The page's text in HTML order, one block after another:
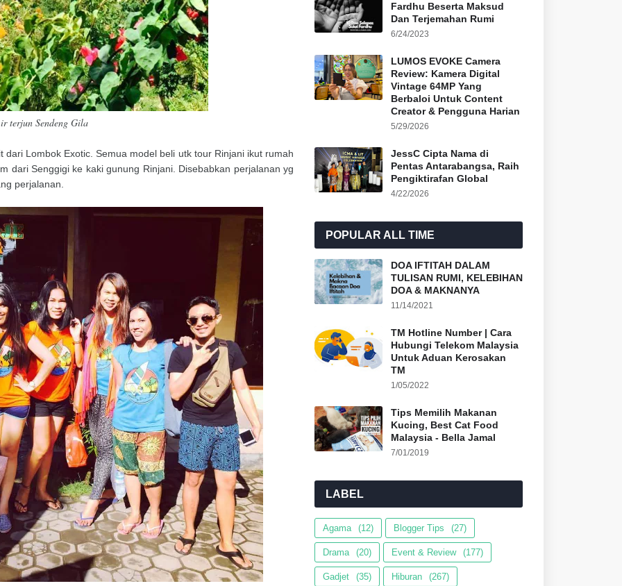
terjun Sendeng Gila
Lombok Exotic. Semua model beli utk tour Rinjani ikut rumah
dari Senggigi ke kaki gunung Rinjani. Disebabkan perjalanan yg
perjalanan.
Fardhu Beserta Maksud
Dan Terjemahan Rumi
6/24/2023
LUMOS EVOKE Camera
Review: Kamera Digital
Vintage 64MP Yang
Berbaloi Untuk Content
Creator & Pengguna Harian
5/29/2026
JessC Cipta Nama di
Pentas Antarabangsa, Raih
Pengiktirafan Global
4/22/2026
POPULAR ALL TIME
DOA IFTITAH DALAM
TULISAN RUMI, KELEBIHAN
DOA & MAKNANYA
11/14/2021
TM Hotline Number | Cara
Hubungi Telekom Malaysia
Untuk Aduan Kerosakan
TM
1/05/2022
Tips Memilih Makanan
Kucing, Best Cat Food
Malaysia - Bella Jamal
7/01/2019
LABEL
Agama (12) Blogger Tips (27)
Drama (20) Event & Review (177)
Gadjet (35) Hiburan (267)